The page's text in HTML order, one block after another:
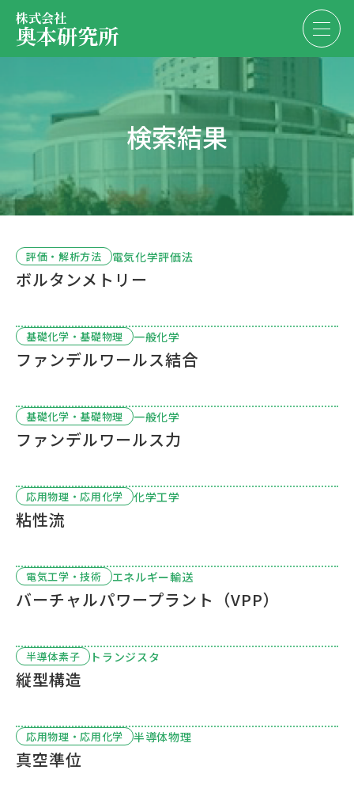
株式会社
奥本研究所
会社・決算情報
代表紹介
お問い合わせ
EN JP
お問い合わせ
検索結果
評価・解析方法 電気化学評価法
ボルタンメトリー
基礎化学・基礎物理 一般化学
ファンデルワールス結合
基礎化学・基礎物理 一般化学
ファンデルワールス力
応用物理・応用化学 化学工学
粘性流
電気工学・技術 エネルギー輸送
バーチャルパワープラント（VPP）
半導体素子 トランジスタ
縦型構造
応用物理・応用化学 半導体物理
真空準位